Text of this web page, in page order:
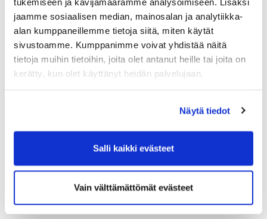
jaamme sosiaalisen median, mainosalan ja analytiikka-
alan kumppaneillemme tietoja siitä, miten käytät
sivustoamme. Kumppanimme voivat yhdistää näitä
tietoja muihin tietoihin, joita olet antanut heille tai joita on
kerätty, kun olet käyttänyt heidän palvelujaan.
Näytä tiedot
Salli kaikki evästeet
Vain välttämättömät evästeet
kierrokseen.
Henkilökohtainen. Korttiin ladataan sovittu määrä
kierroksia.
Pelioikeudet
Seuran jäsenten maksut / pelioikeudet
Klikkaa tiedottästä!
Työnantajan tuki henkilöstön pelaamiseen
liikuntaharrastusta 400€:lla vuodessa.